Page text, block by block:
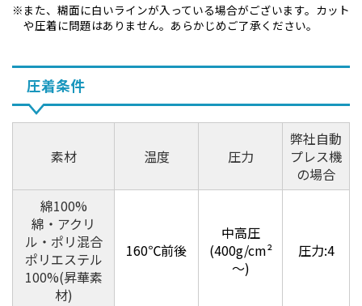
また、糊面に白いラインが入っている場合がございます。カット
や圧着に問題はありません。あらかじめご了承ください。
圧着条件
素材 温度 圧力
弊社自動
プレス機
の場合
綿100%
綿・アクリ
ル・ポリ混合
ポリエステル
100%(昇華素
材)
160℃前後
中高圧
(400g/cm²
～)
圧力:4